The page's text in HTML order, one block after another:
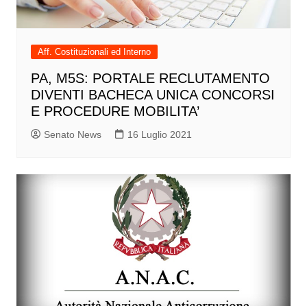
Aff. Costituzionali ed Interno
PA, M5S: PORTALE RECLUTAMENTO
DIVENTI BACHECA UNICA CONCORSI
E PROCEDURE MOBILITA’
Senato News 16 Luglio 2021